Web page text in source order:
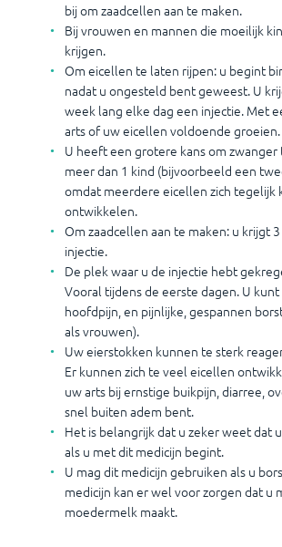
bij om zaadcellen aan te maken.
Bij vrouwen en mannen die moeilijk
krijgen.
Om eicellen te laten rijpen: u begint
nadat u ongesteld bent geweest. U
week lang elke dag een injectie. Met
arts of uw eicellen voldoende groeien.
U heeft een grotere kans om
meer dan 1 kind (bijvoorbeeld een
omdat meerdere eicellen zich tegelijk
ontwikkelen.
Om zaadcellen aan te maken: u krijgt
injectie.
De plek waar u de injectie hebt
Vooral tijdens de eerste dagen. U
hoofdpijn, en pijnlijke, gespannen
als vrouwen).
Uw eierstokken kunnen te sterk
Er kunnen zich te veel eicellen
uw arts bij ernstige buikpijn, diarree,
snel buiten adem bent.
Het is belangrijk dat u zeker weet dat
als u met dit medicijn begint.
U mag dit medicijn gebruiken als u
medicijn kan er wel voor zorgen dat u
moedermelk maakt.